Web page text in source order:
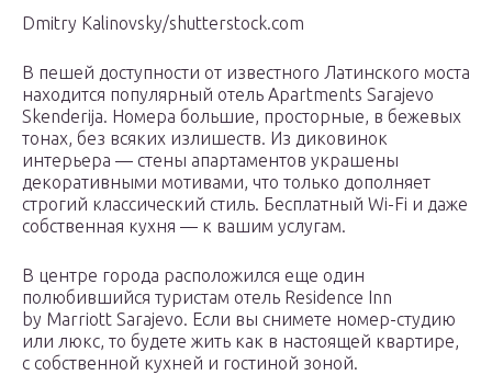
Dmitry Kalinovsky/shutterstock.com
В пешей доступности от известного Латинского моста
находится популярный отель Apartments Sarajevo
Skenderija. Номера большие, просторные, в бежевых
тонах, без всяких излишеств. Из диковинок
интерьера — стены апартаментов украшены
декоративными мотивами, что только дополняет
строгий классический стиль. Бесплатный Wi-Fi и даже
собственная кухня — к вашим услугам.
В центре города расположился еще один
полюбившийся туристам отель Residence Inn
by Marriott Sarajevo. Если вы снимете номер-студию
или люкс, то будете жить как в настоящей квартире,
с собственной кухней и гостиной зоной.